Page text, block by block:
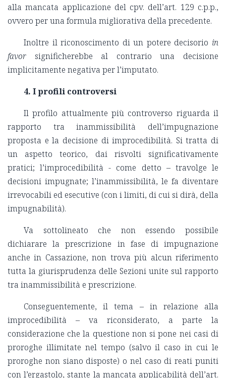
alla mancata applicazione del cpv. dell’art. 129 c.p.p.,
ovvero per una formula migliorativa della precedente.
Inoltre il riconoscimento di un potere decisorio in
favor significherebbe al contrario una decisione
implicitamente negativa per l’imputato.
4. I profili controversi
Il profilo attualmente più controverso riguarda il
rapporto tra inammissibilità dell’impugnazione
proposta e la decisione di improcedibilità. Si tratta di
un aspetto teorico, dai risvolti significativamente
pratici; l’improcedibilità - come detto – travolge le
decisioni impugnate; l’inammissibilità, le fa diventare
irrevocabili ed esecutive (con i limiti, di cui si dirà, della
impugnabilità).
Va sottolineato che non essendo possibile
dichiarare la prescrizione in fase di impugnazione
anche in Cassazione, non trova più alcun riferimento
tutta la giurisprudenza delle Sezioni unite sul rapporto
tra inammissibilità e prescrizione.
Conseguentemente, il tema – in relazione alla
improcedibilità – va riconsiderato, a parte la
considerazione che la questione non si pone nei casi di
proroghe illimitate nel tempo (salvo il caso in cui le
proroghe non siano disposte) o nel caso di reati puniti
con l’ergastolo, stante la mancata applicabilità dell’art.